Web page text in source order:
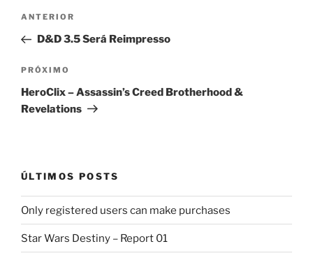
Navegação
Post
Post
anterior
ANTERIOR
D&D 3.5 Será Reimpresso
Próximo
post
PRÓXIMO
HeroClix – Assassin’s Creed Brotherhood &
Revelations
ÚLTIMOS POSTS
Only registered users can make purchases
Star Wars Destiny – Report 01